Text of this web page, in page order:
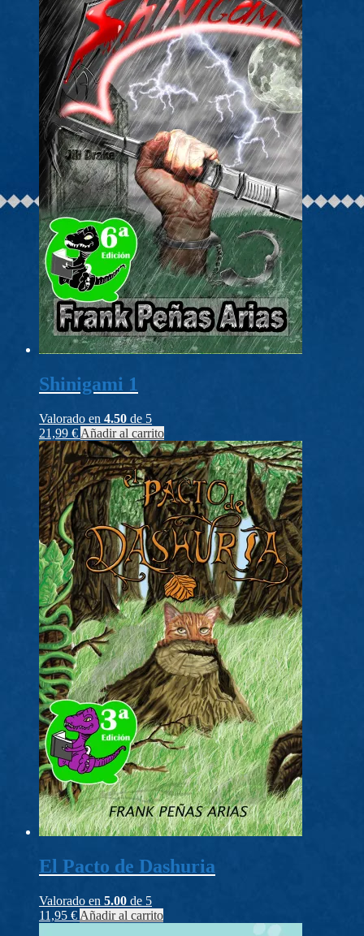
Shinigami 1
Valorado en 4.50 de 5
21,99 € Añadir al carrito
El Pacto de Dashuria
Valorado en 5.00 de 5
11,95 € Añadir al carrito